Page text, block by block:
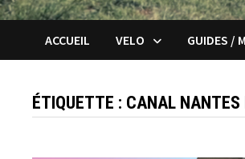
ACCUEIL VELO GUIDES /
ÉTIQUETTE : CANAL NANTES